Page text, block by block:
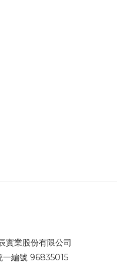
實業股份有限公司
一編號 96835015